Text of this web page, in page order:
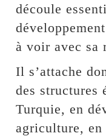
découle
à voir avec sa
Il s’attache
des structures
Turquie, en
agriculture, en